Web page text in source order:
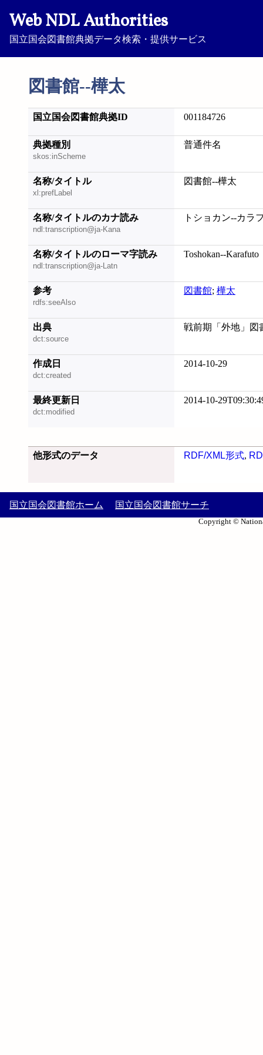
Web NDL Authorities
国立国会図書館典拠データ検索・提供サービス
図書館--樺太
国立国会図書館典拠ID 001184726
典拠種別
skos:inScheme
普通件名
名称/タイトル
xl:prefLabel
図書館--樺太
名称/タイトルのカナ読み
ndl:transcription@ja-Kana
トショカン--カラ
名称/タイトルのローマ字読み
ndl:transcription@ja-Latn
Toshokan--Karafuto
参考
rdfs:seeAlso
図書館; 樺太
出典
dct:source
戦前期「外地」図
作成日
dct:created
2014-10-29
最終更新日
dct:modified
2014-10-
他形式のデータ RDF/XML形式,
国立国会図書館ホーム 国立国会図書館サーチ
Copyright ©